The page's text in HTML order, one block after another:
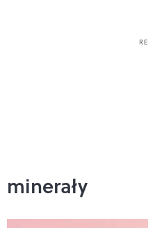
minerały